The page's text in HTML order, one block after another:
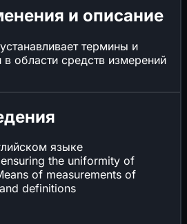
и описание
термины и
области средств измерений
языке
the uniformity of
of measurements of
definitions